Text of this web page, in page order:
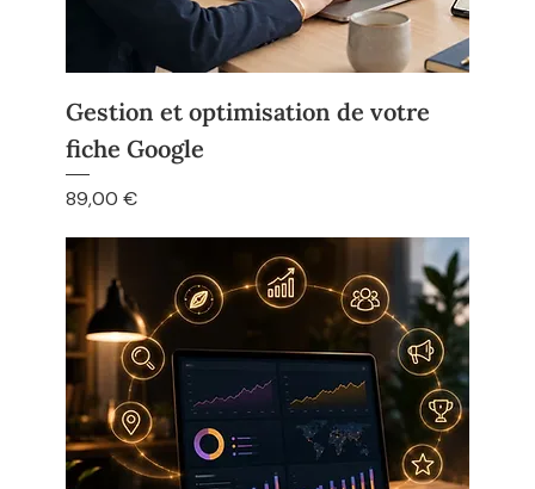
Gestion et optimisation de votre
fiche Google
Prix
89,00 €